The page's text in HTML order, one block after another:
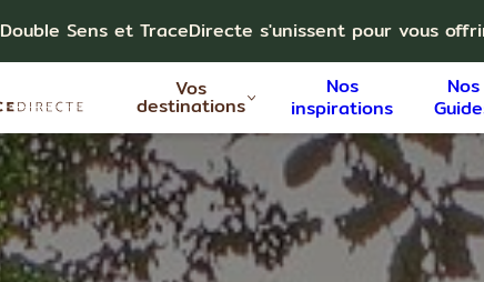
Double Sens et TraceDirecte s'unissent pour vous
Vos
destinations
Nos
inspirations
Nos